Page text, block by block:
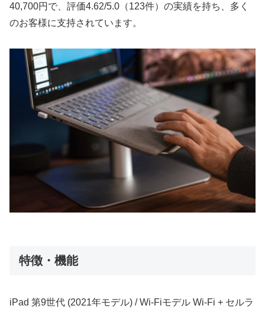
40,700円で、評価4.62/5.0（123件）の実績を持ち、多く
のお客様に支持されています。
特徴・機能
iPad 第9世代 (2021年モデル) / Wi-Fiモデル Wi-Fi + セルラ